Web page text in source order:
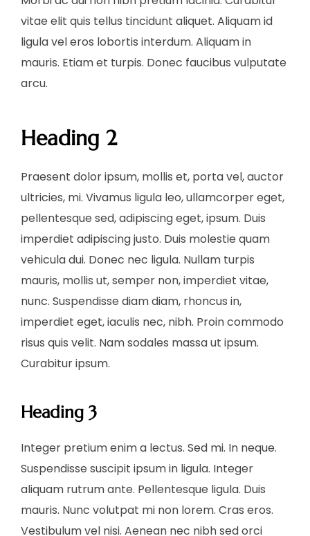
vitae elit quis tellus tincidunt aliquet. Aliquam id
ligula vel eros lobortis interdum. Aliquam in
mauris. Etiam et turpis. Donec faucibus vulputate
arcu.
Heading 2
Praesent dolor ipsum, mollis et, porta vel, auctor
ultricies, mi. Vivamus ligula leo, ullamcorper eget,
pellentesque sed, adipiscing eget, ipsum. Duis
imperdiet adipiscing justo. Duis molestie quam
vehicula dui. Donec nec ligula. Nullam turpis
mauris, mollis ut, semper non, imperdiet vitae,
nunc. Suspendisse diam diam, rhoncus in,
imperdiet eget, iaculis nec, nibh. Proin commodo
risus quis velit. Nam sodales massa ut ipsum.
Curabitur ipsum.
Heading 3
Integer pretium enim a lectus. Sed mi. In neque.
Suspendisse suscipit ipsum in ligula. Integer
aliquam rutrum ante. Pellentesque ligula. Duis
mauris. Nunc volutpat mi non lorem. Cras eros.
Vestibulum vel nisi. Aenean nec nibh sed orci